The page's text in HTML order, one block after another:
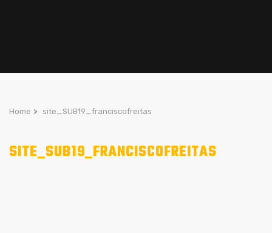
Home > site_SUB19_franciscofreitas
SITE_SUB19_FRANCISCOFREITAS